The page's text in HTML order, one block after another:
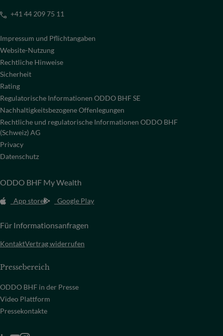
+41 44 209 75 11
Impressum und Pflichtangaben
Website-Nutzung
Rechtliche Hinweise
Sicherheit
Rating
Regulatorische Informationen ODDO BHF SE
Nachhaltigkeitsbezogene Offenlegungen
Rechtliche und regulatorische Informationen ODDO BHF
(Schweiz) AG
Privacy
Datenschutz
ODDO BHF My Wealth
App store Google Play
Für Informationsanfragen
KontaktVertrag widerrufen
Pressebereich
ODDO BHF in der Presse
Video Plattform
Pressekontakte